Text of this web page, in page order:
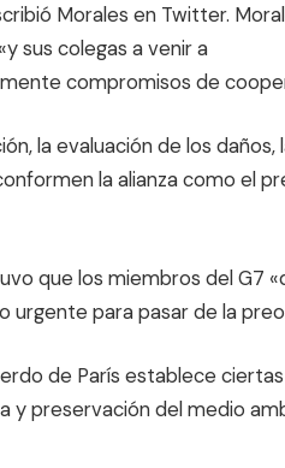
Morales en Twitter.
sus colegas a venir a
compromisos de
la evaluación de los
la alianza como el
que los miembros del G7
urgente para pasar de la
de París establece
y preservación del medio